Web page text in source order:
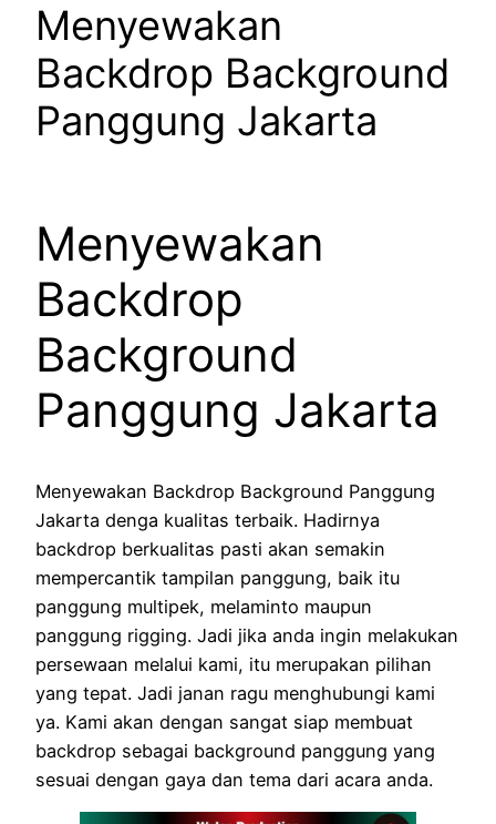
Menyewakan
Backdrop Background
Panggung Jakarta
Menyewakan
Backdrop
Background
Panggung Jakarta
Menyewakan Backdrop Background Panggung
Jakarta denga kualitas terbaik. Hadirnya
backdrop berkualitas pasti akan semakin
mempercantik tampilan panggung, baik itu
panggung multipek, melaminto maupun
panggung rigging. Jadi jika anda ingin melakukan
persewaan melalui kami, itu merupakan pilihan
yang tepat. Jadi janan ragu menghubungi kami
ya. Kami akan dengan sangat siap membuat
backdrop sebagai background panggung yang
sesuai dengan gaya dan tema dari acara anda.